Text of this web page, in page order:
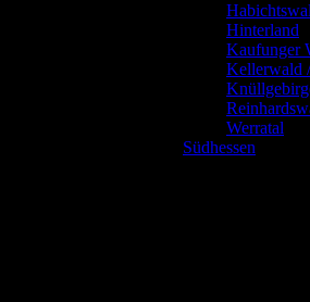
Hinterland
Kaufunger
Kellerwald
Werratal
Südhessen